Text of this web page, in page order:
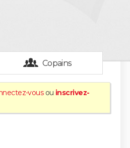
Copains
vousou inscrivez-